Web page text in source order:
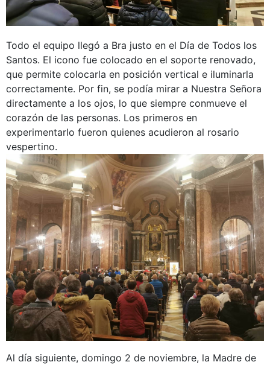
Todo el equipo llegó a Bra justo en el Día de Todos los
Santos. El icono fue colocado en el soporte renovado,
que permite colocarla en posición vertical e iluminarla
correctamente. Por fin, se podía mirar a Nuestra Señora
directamente a los ojos, lo que siempre conmueve el
corazón de las personas. Los primeros en
experimentarlo fueron quienes acudieron al rosario
vespertino.
Al día siguiente, domingo 2 de noviembre, la Madre de